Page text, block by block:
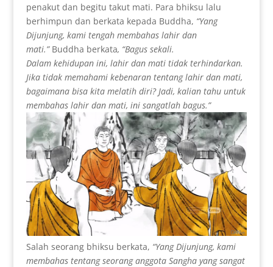
penakut dan begitu takut mati. Para bhiksu lalu
berhimpun dan berkata kepada Buddha, “Yang
Dijunjung, kami tengah membahas lahir dan
mati.”Buddha berkata, “Bagus sekali.
Dalam kehidupanini, lahir dan mati tidak terhindarkan.
Jika tidak memahami kebenaran tentang lahir dan mati,
bagaimana bisa kita melatih diri? Jadi, kalian tahu untuk
membahas lahir dan mati, ini sangatlah bagus.”
Salah seorang bhiksu berkata, “Yang Dijunjung, kami
membahas tentang seorang anggota Sangha yang sangat